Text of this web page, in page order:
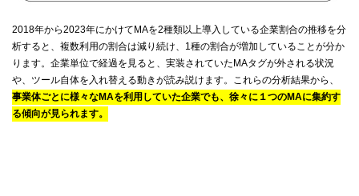
2018年から2023年にかけてMAを2種類以上導入している企業割合の推移を分
析すると、複数利用の割合は減り続け、1種の割合が増加していることが分か
ります。企業単位で経過を見ると、実装されていたMAタグが外される状況
や、ツール自体を入れ替える動きが読み説けます。これらの分析結果から、
事業体ごとに様々なMAを利用していた企業でも、徐々に１つのMAに集約す
る傾向が見られます。